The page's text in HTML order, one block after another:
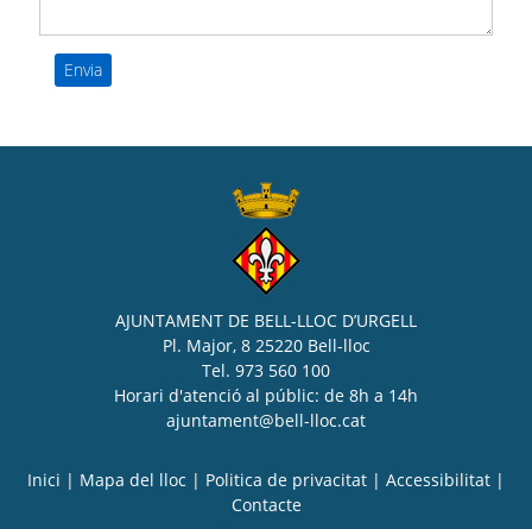
AJUNTAMENT DE BELL-LLOC D’URGELL
Pl. Major, 8 25220 Bell-lloc
Tel. 973 560 100
Horari d'atenció al públic: de 8h a 14h
ajuntament@bell-lloc.cat
Inici Mapa del lloc Politica de privacitat Accessibilitat
Contacte